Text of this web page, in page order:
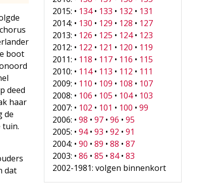
boot
deed
haar
de
tuin.
dat
2015: • 134• 133 • 132 • 131
2014: • 130 • 129 • 128 • 127
2013: • 126 • 125 • 124• 123
2012: • 122 • 121 • 120 • 119
2011: • 118 • 117 • 116 • 115
2010: • 114• 113 • 112 • 111
2009: • 110 • 109 • 108 • 107
2008: • 106 • 105 • 104• 103
2007: • 102 • 101 • 100 •99
2006: •98 •97 •96 •95
2005: •94•93 •92 •91
2004: •90 •89 •88 •87
2003: •86 •85 •84•83
2002-1981: volgen binnenkort